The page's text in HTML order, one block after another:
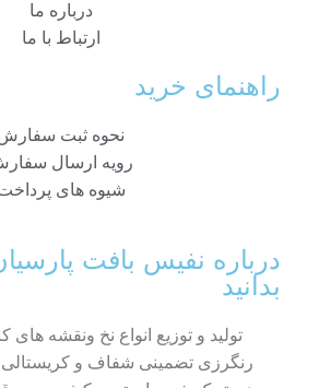
درباره ما
ارتباط با ما
راهنمای خرید
نحوه ثبت
رویه ارسال
شیوه های
درباره نفیس بافت
بدانید
تولید و توزیع انواع نخ ونقشه های